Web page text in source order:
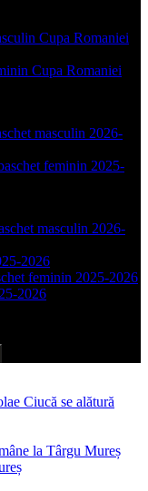
Cupa Romaniei
Cupa Romaniei
masculin 2026-
feminin 2025-
masculin 2026-
2026
feminin 2025-2026
2026
Ciucă se alătură
la Târgu Mureș